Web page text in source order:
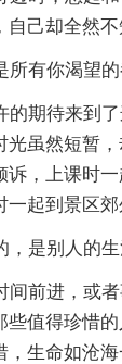
己却全然不
所有你渴望的
的期待来到
光虽然短暂
诉，上课时
起到景区郊
，是别人的生
间前进，或
些值得珍惜
，生命如沧